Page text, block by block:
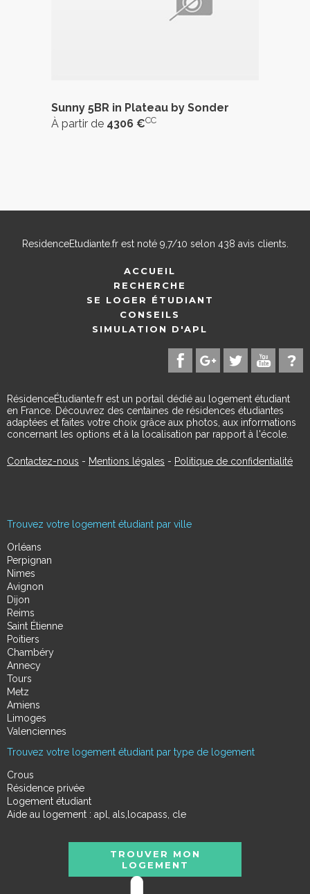
Sunny 5BR in Plateau by Sonder
À partir de 4306 €CC
ResidenceEtudiante.frest noté 9,7/10 selon 438 avis clients.
ACCUEIL
RECHERCHE
SE LOGER ÉTUDIANT
CONSEILS
SIMULATION D'APL
RésidenceÉtudiante.fr est un portail dédié au logement étudiant
en France. Découvrez des centaines de résidences étudiantes
adaptées et faites votre choix grâce aux photos, aux informations
concernant les options et à la localisation par rapport à l'école.
Contactez-nous - Mentions légales - Politique de confidentialité
Trouvez votre logement étudiant par ville
Orléans
Perpignan
Nimes
Avignon
Dijon
Reims
Saint Étienne
Poitiers
Chambéry
Annecy
Tours
Metz
Amiens
Limoges
Valenciennes
Trouvez votre logement étudiant par type de logement
Crous
Résidence privée
Logement étudiant
Aide au logement : apl, als,locapass, cle
TROUVER MON
LOGEMENT